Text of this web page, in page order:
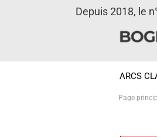
Depuis 2018, le
ARCS
Page